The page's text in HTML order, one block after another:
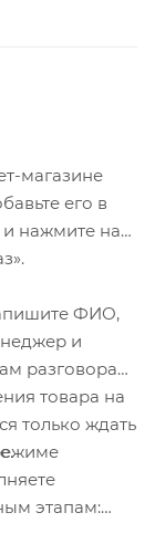
магазине
его в
и нажмите на
ФИО,
и
разговора
товара на
только ждать
этапам: